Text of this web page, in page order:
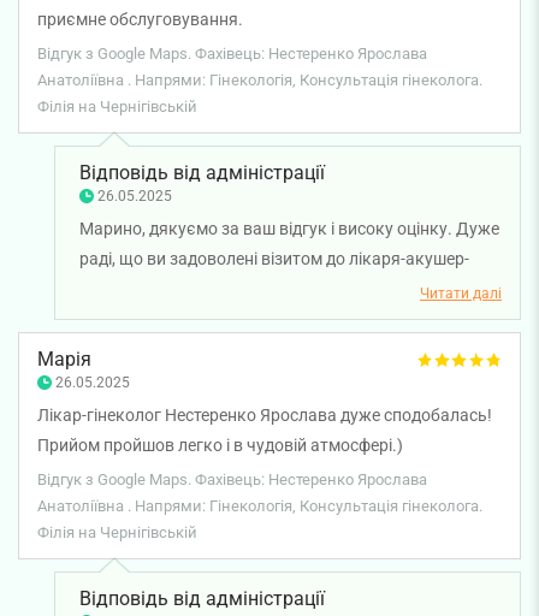
приємне обслуговування.
Відгук з Google Maps. Фахівець: Нестеренко Ярослава
Анатоліївна . Напрями: Гінекологія, Консультація гінеколога.
Філія на Чернігівській
Відповідь від адміністрації
26.05.2025
Марино, дякуємо за ваш відгук і високу оцінку. Дуже
раді, що ви задоволені візитом до лікаря-акушер-
гінеколога Ярослави Нестеренко. Бажаємо вам
міцного здоров'я!
Читати далі
Марія
26.05.2025
Лікар-гінеколог Нестеренко Ярослава дуже сподобалась!
Прийом пройшов легко і в чудовій атмосфері.)
Відгук з Google Maps. Фахівець: Нестеренко Ярослава
Анатоліївна . Напрями: Гінекологія, Консультація гінеколога.
Філія на Чернігівській
Відповідь від адміністрації